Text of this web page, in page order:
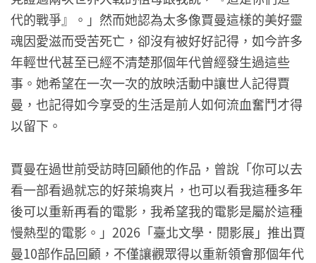
代的戰爭』。」然而她認為太多像賈曼這樣的美好靈
魂因愛滋而受苦死亡，卻沒有被好好記得，如今許多
年輕世代甚至已經不清楚那個年代曾經發生過這些
事。她希望在一次一次的放映活動中讓世人記得賈
曼，也記得如今享受的生活是前人如何流血奮鬥才得
以留下。
賈曼在過世前受訪時回顧他的作品，曾說「你可以去
看一部看過就忘的好萊塢爽片，也可以看我這種多年
後可以重新再看的電影，我希望我的電影是屬於這種
慢熱型的電影。」2026「臺北文學．閱影展」推出賈
曼10部作品回顧，不僅讓觀眾得以重新領會那個年代